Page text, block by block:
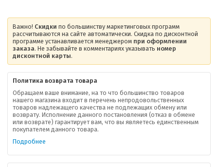
Важно! Скидки по большинству маркетинговых программ
рассчитываются на сайте автоматически. Скидка по дисконтной
программе устанавливается менеджером при оформлении
заказа. Не забывайте в комментариях указывать номер
дисконтной карты.
Политика возврата товара
Обращаем ваше внимание, на то что большинство товаров
нашего магазина входит в перечень непродовольственных
товаров надлежащего качества не подлежащих обмену или
возврату. Исполнение данного постановления (отказ в обмене
или возврате) гарантирует вам, что вы являетесь единственным
покупателем данного товара.
Подробнее
О компании
Ваша скидка
Контактная информация